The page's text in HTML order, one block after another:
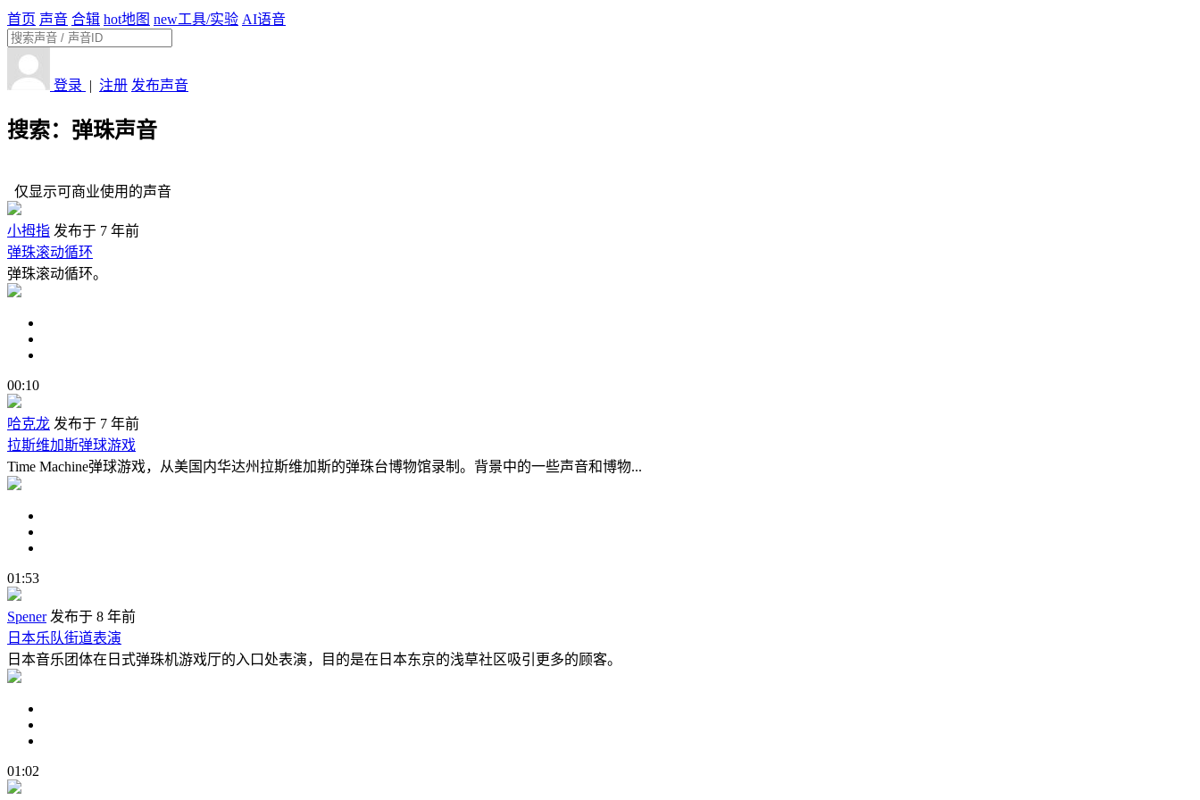
首页 声音 合辑 hot地图 new工具/实验 AI语音
登录 | 注册 发布声音
搜索：弹珠声音
仅显示可商业使用的声音
小拇指 发布于 7 年前
弹珠滚动循环
弹珠滚动循环。
00:10
哈克龙 发布于 7 年前
拉斯维加斯弹球游戏
Time Machine弹球游戏，从美国内华达州拉斯维加斯的弹珠台博物馆录制。背景中的一些声音和博物...
01:53
Spener发布于 8 年前
日本乐队街道表演
日本音乐团体在日式弹珠机游戏厅的入口处表演，目的是在日本东京的浅草社区吸引更多的顾客。
01:02